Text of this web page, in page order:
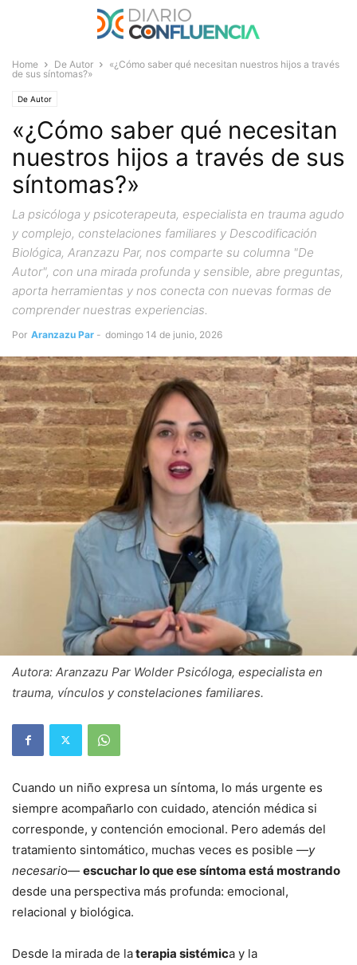
Home De Autor
«¿Cómo saber qué necesitan nuestros hijos a través
de sus síntomas?»
De Autor
«¿Cómo saber qué necesitan
nuestros hijos a través de sus
síntomas?»
La psicóloga y psicoterapeuta, especialista en trauma agudo
y complejo, constelaciones familiares y Descodificación
Biológica, Aranzazu Par, nos comparte su columna "De
Autor", con una mirada profunda y sensible, abre preguntas,
aporta herramientas y nos conecta con nuevas formas de
comprender nuestras experiencias.
Por Aranzazu Par - domingo 14 de junio, 2026
Autora: Aranzazu Par Wolder Psicóloga, especialista en
trauma, vínculos y constelaciones familiares.
Cuando un niño expresa un síntoma, lo más urgente es
siempre acompañarlo con cuidado, atención médica si
corresponde, y contención emocional. Pero además del
tratamiento sintomático, muchas veces es posible —y
necesario— escuchar lo que ese síntoma está mostrando
desde una perspectiva más profunda: emocional,
relacional y biológica.
Desde la mirada de laterapia sistémica y la